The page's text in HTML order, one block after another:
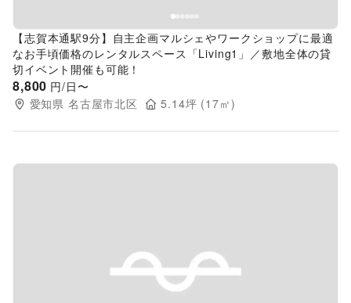
【志賀本通駅9分】自主企画マルシェやワークショップに最適
なお手頃価格のレンタルスペース「Living1」／敷地全体の貸
切イベント開催も可能！
8,800 円/日〜
愛知県 名古屋市北区 5.14坪 (17㎡)
Previous slide